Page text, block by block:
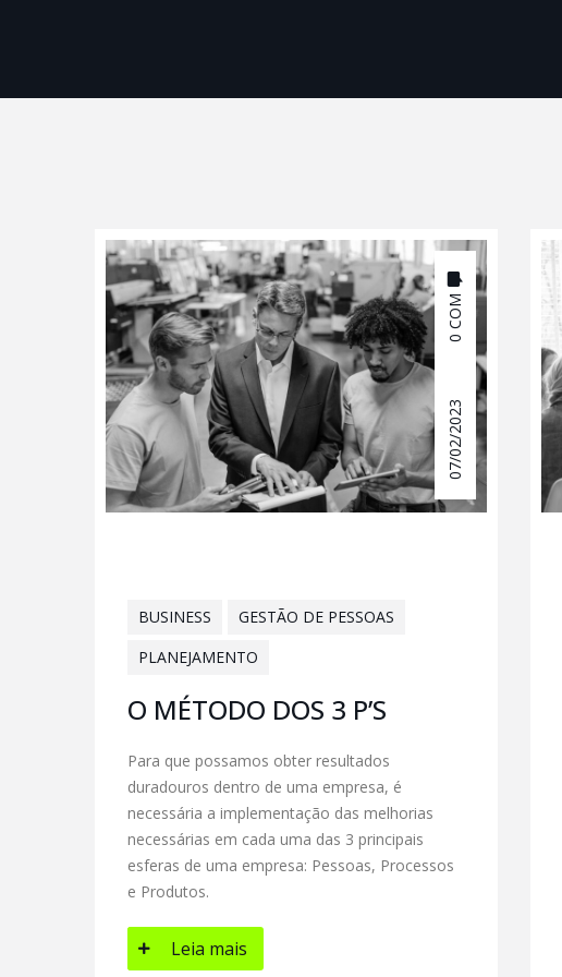
07/02/2023
0 COM
BUSINESS
GESTÃO DE PESSOAS
PLANEJAMENTO
O MÉTODO DOS 3 P’S
Para que possamos obter resultados
duradouros dentro de uma empresa, é
necessária a implementação das melhorias
necessárias em cada uma das 3 principais
esferas de uma empresa: Pessoas, Processos
e Produtos.
Leia mais